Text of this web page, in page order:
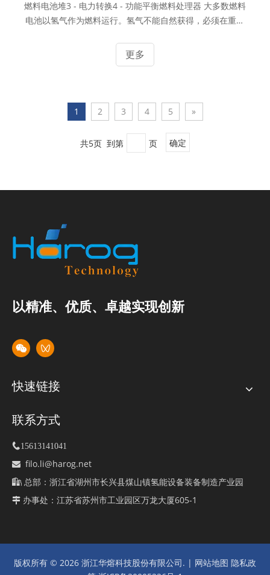
燃料电池堆3 - 电力转换4 - 功能平衡燃料处理器 大多数燃料
电池以氢气作为燃料运行。氢气不能自然获得，必须在重整
质和水）产生。为此需要许多组件和步骤。重整器是燃料和
其他气态循环流在其中在热量存在下与蒸汽反应的容器。例
通常会产生热量自动热· 以上的组合（燃料、水、空气）· 不
需要或
更多
1 2 3 4 5 »
共5页 到第 页 确定
以精准、优质、卓越实现创新
快速链接
联系方式
 15613141041
 filo.li@harog.net
 总部：浙江省湖州市长兴县煤山镇氢能设备装备制造产业园
 办事处：江苏省苏州市工业园区万龙大厦605-1
版权所有 © 2026 浙江华熔科技股份有限公司. | 网站地图 隐私政